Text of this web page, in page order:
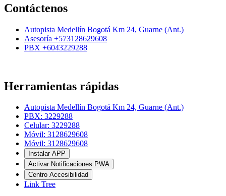
Contáctenos
Autopista Medellín Bogotá Km 24, Guarne (Ant.)
Asesoría +573128629608
PBX +6043229288
Herramientas rápidas
Autopista Medellín Bogotá Km 24, Guarne (Ant.)
PBX: 3229288
Celular: 3229288
Móvil: 3128629608
Móvil: 3128629608
Instalar APP
Activar Notificaciones PWA
Centro Accesibilidad
Link Tree